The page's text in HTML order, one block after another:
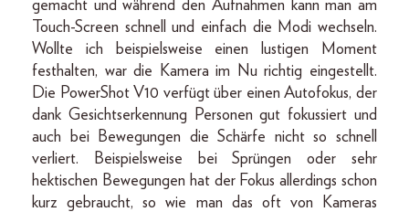
gemacht und während den Aufnahmen kann man am
Touch-Screen schnell und einfach die Modi wechseln.
Wollte ich beispielsweise einen lustigen Moment
festhalten, war die Kamera im Nu richtig eingestellt.
Die PowerShot V10 verfügt über einen Autofokus, der
dank Gesichtserkennung Personen gut fokussiert und
auch bei Bewegungen die Schärfe nicht so schnell
verliert. Beispielsweise bei Sprüngen oder sehr
hektischen Bewegungen hat der Fokus allerdings schon
kurz gebraucht, so wie man das oft von Kameras